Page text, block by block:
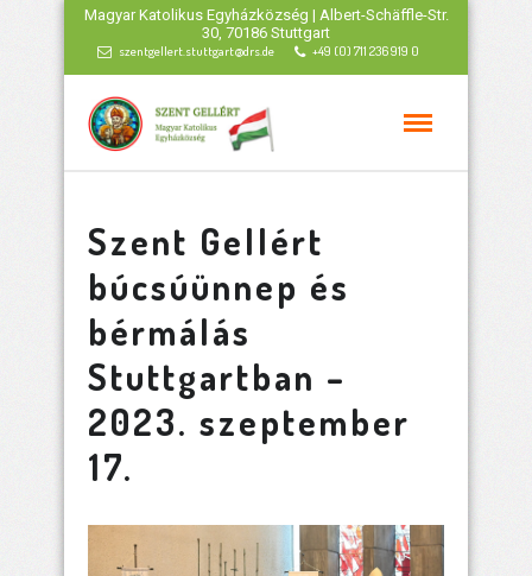
Magyar Katolikus Egyházközség | Albert-Schäffle-Str.
30, 70186 Stuttgart
szentgellert.stuttgart@drs.de +49 (0) 711 236 919 0
Szent Gellért
búcsúünnep és
bérmálás
Stuttgartban –
2023. szeptember
17.